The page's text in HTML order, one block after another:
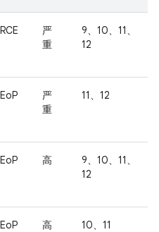
RCE
严
重
9、10、11、
12
EoP
严
重
11、12
EoP 高
9、10、11、
12
EoP 高 10、11